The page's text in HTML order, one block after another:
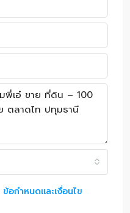
ข้อกำหนดและเงื่อนไข